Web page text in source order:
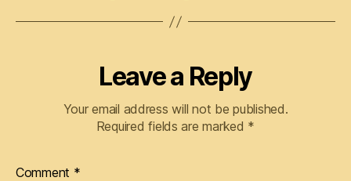
Leave a Reply
Your email address will not be published.
Required fields are marked *
Comment *